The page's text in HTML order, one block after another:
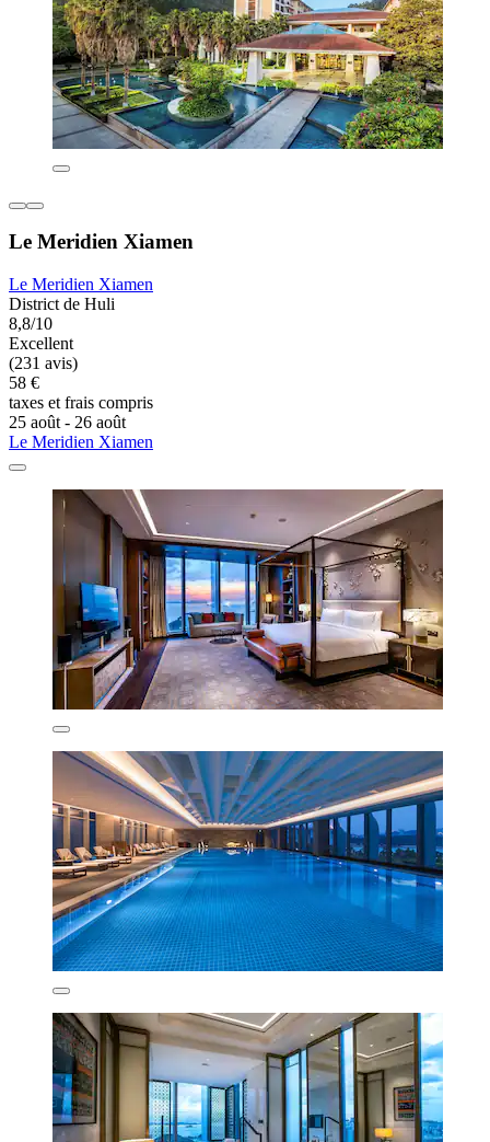
Le Meridien Xiamen
Le Meridien Xiamen
District de Huli
8,8/10
Excellent
(231 avis)
58 €
taxes et frais compris
25 août - 26 août
Le Meridien Xiamen